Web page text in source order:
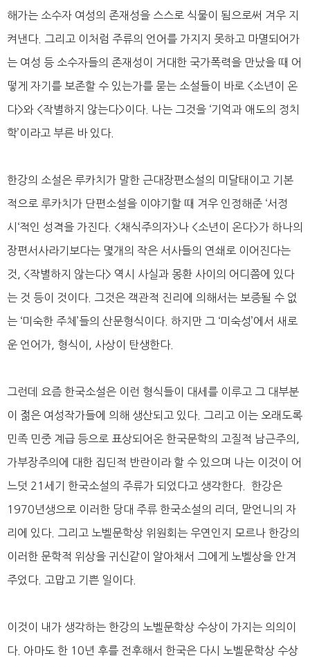
해가는 소수자 여성의 존재성을 스스로 식물이 됨으로써 겨우 지
켜낸다. 그리고 이처럼 주류의 언어를 가지지 못하고 마멸되어가
는 여성 등 소수자들의 존재성이 거대한 국가폭력을 만났을 때 어
떻게 자기를 보존할 수 있는가를 묻는 소설들이 바로 <소년이 온
다>와 <작별하지 않는다>이다. 나는 그것을 ‘기억과 애도의 정치
학’이라고 부른 바 있다.
한강의 소설은 루카치가 말한 근대장편소설의 미달태이고 기본
적으로 루카치가 단편소설을 이야기할 때 겨우 인정해준 ‘서정
시‘적인 성격을 가진다. <채식주의자>나 <소년이 온다>가 하나의
장편서사라기보다는 몇개의 작은 서사들의 연쇄로 이어진다는
것, <작별하지 않는다> 역시 사실과 몽환 사이의 어디쯤에 있다
는 것 등이 것이다. 그것은 객관적 진리에 의해서는 보증될 수 없
는 ‘미숙한 주체’들의 산문형식이다. 하지만 그 ‘미숙성’에서 새로
운 언어가, 형식이, 사상이 탄생한다.
그런데 요즘 한국소설은 이런 형식들이 대세를 이루고 그 대부분
이 젊은 여성작가들에 의해 생산되고 있다. 그리고 이는 오래도록
민족 민중 계급 등으로 표상되어온 한국문학의 고질적 남근주의,
가부장주의에 대한 집딘적 반란이라 할 수 있으며 나는 이것이 어
느덧 21세기 한국소설의 주류가 되었다고 생각한다. 한강은
1970년생으로 이러한 당대 주류 한국소설의 리더, 맏언니의 자
리에 있다. 그리고 노벨문학상 위원회는 우연인지 모르나 한강의
이러한 문학적 위상을 귀신같이 알아채서 그에게 노벨상을 안겨
주었다. 고맙고 기쁜 일이다.
이것이 내가 생각하는 한강의 노벨문학상 수상이 가지는 의의이
다. 아마도 한 10년 후를 전후해서 한국은 다시 노벨문학상 수상